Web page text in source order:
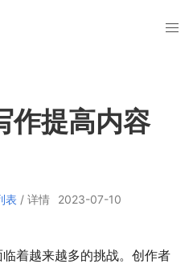
作提高内容
表 / 详情
2023-07-10
着越来越多的挑战。创作者